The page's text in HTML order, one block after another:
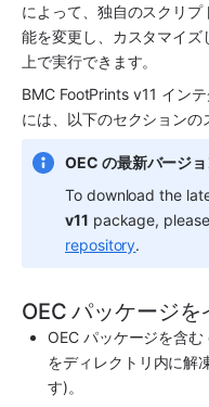
によって、独自のスクリ
能を変更し、カスタマイズ
上で実行できます。
BMC FootPrints v11 イン
には、以下のセクションの
OEC の最新バージ
To download the
v11 package,
repository.
OEC パッケージ
OEC パッケージを含
をディレクトリ内に解
す)。